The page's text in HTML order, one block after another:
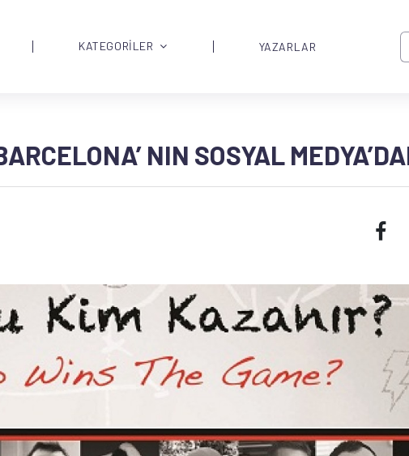
KATEGORİLER YAZARLAR
NIN SOSYAL